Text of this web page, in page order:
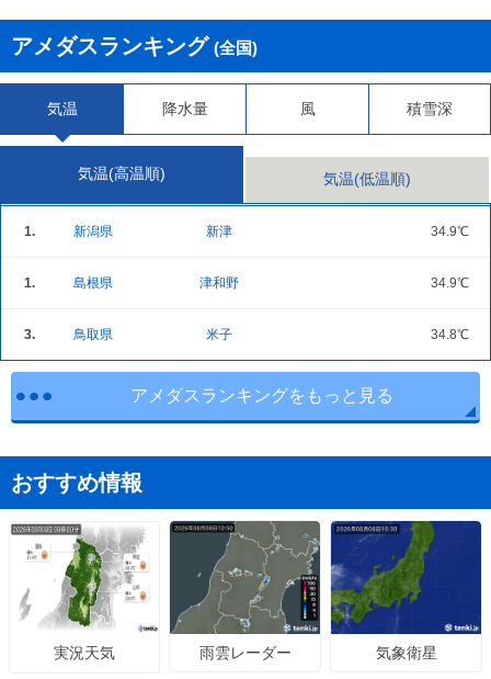
アメダスランキング (全国)
気温 降水量 風 積雪深
気温(高温順) 気温(低温順)
1. 新潟県 新津 34.9℃
1. 島根県 津和野 34.9℃
3. 鳥取県 米子 34.8℃
アメダスランキングをもっと見る
おすすめ情報
実況天気 雨雲レーダー 気象衛星